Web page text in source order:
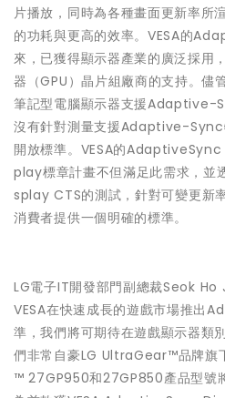
片播放，同時為各種畫面更新率所
的功耗與更高的效率。VESA的
來，已獲得顯示器產業的廣泛採用
器（GPU）晶片組廠商的支持。儘
筆記型電腦顯示器支援Adaptive-
沒有針對測量支援Adaptive-Sync
開放標準。VESA的
play標章計畫不但滿足此需求，
splay CTS的測試，針對可變更新
消費者提供一個明確的標準。
LG電子IT開發部門副總裁Seok
VESA在快速成長的遊戲市場推
準，我們將可期待在遊戲顯示器類
們非常自豪LG UltraGear™品牌旗
™ 27GP950和27GP850產品型號